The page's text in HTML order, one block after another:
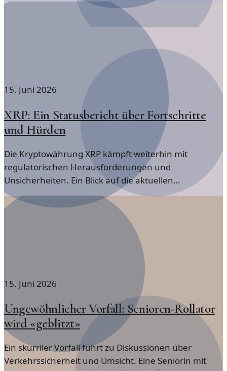
15. Juni 2026
XRP: Ein Statusbericht über Fortschritte
und Hürden
Die Kryptowährung XRP kämpft weiterhin mit
regulatorischen Herausforderungen und
Unsicherheiten. Ein Blick auf die aktuellen
Entwicklungen und die Perspektiven für die Zukunft.
15. Juni 2026
Ungewöhnlicher Vorfall: Senioren-Rollator
wird «geblitzt»
Ein skurriler Vorfall führt zu Diskussionen über
Verkehrssicherheit und Umsicht. Eine Seniorin mit